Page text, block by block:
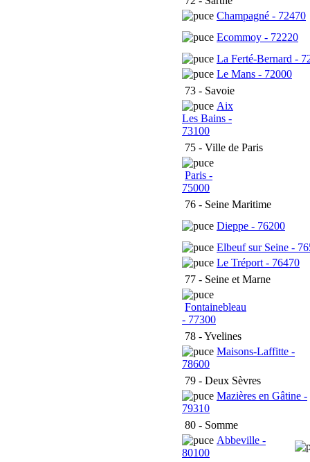
Champagné - 72470
Ecommoy - 72220
La Ferté-Bernard -
Le Mans - 72000
73 - Savoie
Aix
Les Bains -
73100
75 - Ville de Paris
Paris -
75000
76 - Seine Maritime
Dieppe - 76200
Elbeuf sur Seine -
Le Tréport - 76470
77 - Seine et Marne
Fontainebleau
- 77300
78 - Yvelines
Maisons-Laffitte -
78600
79 - Deux Sèvres
Mazières en Gâtine -
79310
80 - Somme
Abbeville -
80100